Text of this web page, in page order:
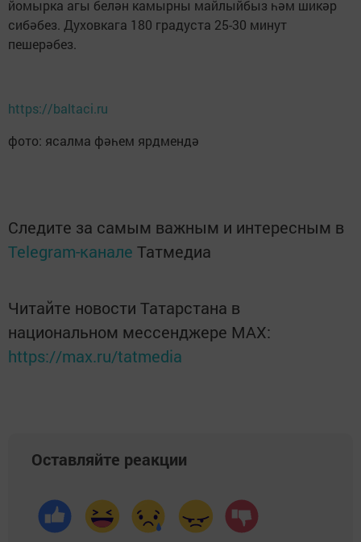
йомырка агы белән камырны майлыйбыз һәм шикәр
сибәбез. Духовкага 180 градуста 25-30 минут
пешерәбез.
https://baltaci.ru
фото: ясалма фәһем ярдмендә
Следите за самым важным и интересным в
Telegram-канале Татмедиа
Читайте новости Татарстана в
национальном мессенджере MАХ:
https://max.ru/tatmedia
Оставляйте реакции